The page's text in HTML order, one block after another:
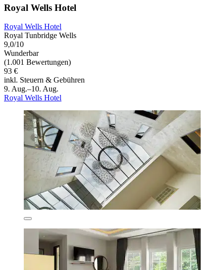
Royal Wells Hotel
Royal Wells Hotel
Royal Tunbridge Wells
9,0/10
Wunderbar
(1.001 Bewertungen)
93 €
inkl. Steuern & Gebühren
9. Aug.–10. Aug.
Royal Wells Hotel